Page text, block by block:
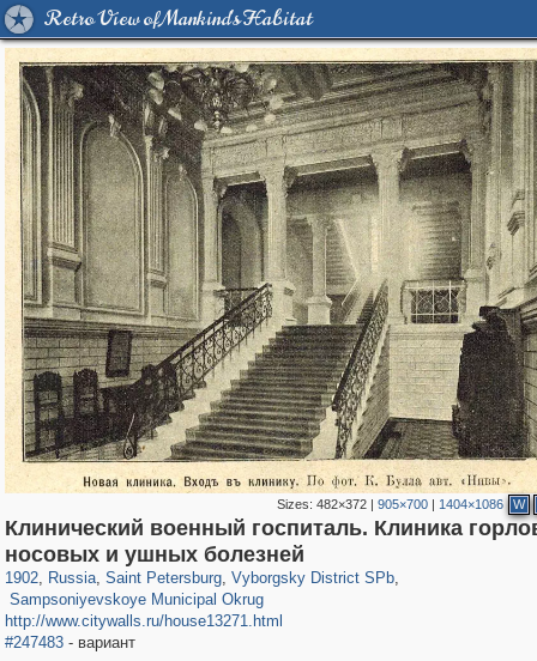
Retro View of Mankind's Habitat
Sizes:482×372 |905×700 | 1404×1086 W
Клинический военный госпиталь. Клиника
носовых и ушных болезней
1902, Russia
1,406,955 29,248
, Saint Petersburg
197,175 5,714
, Vyborgsky District SPb
10,258 208
,
Sampsoniyevskoye Municipal Okrug
2,874 51
http://www.citywalls.ru/house13271.html
#247483- вариант